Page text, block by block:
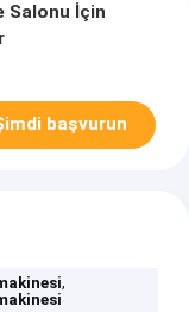
Salonu İçin
başvurun
,